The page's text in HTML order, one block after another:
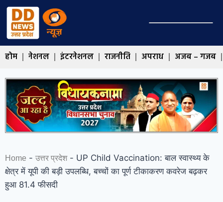
होम नेशनल इंटरनेशनल राजनीति अपराध अजब – गजब
Home - उत्तर प्रदेश- UP Child Vaccination: बाल स्वास्थ्य के
क्षेत्र में यूपी की बड़ी उपलब्धि, बच्चों का पूर्ण टीकाकरण कवरेज बढ़कर
हुआ 81.4 फीसदी